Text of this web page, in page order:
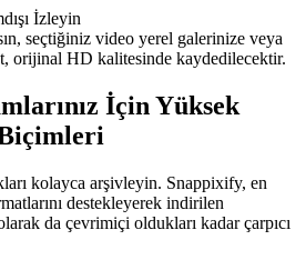
İzleyin
seçtiğiniz video yerel galerinize veya
orijinal HD kalitesinde kaydedilecektir.
İçin Yüksek
kolayca arşivleyin. Snappixify, en
destekleyerek indirilen
da çevrimiçi oldukları kadar çarpıcı